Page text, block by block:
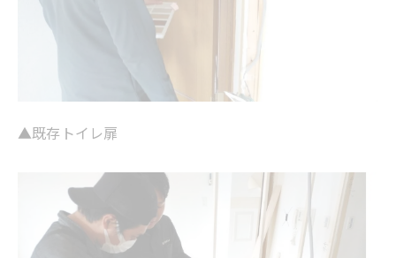
▲既存トイレ扉